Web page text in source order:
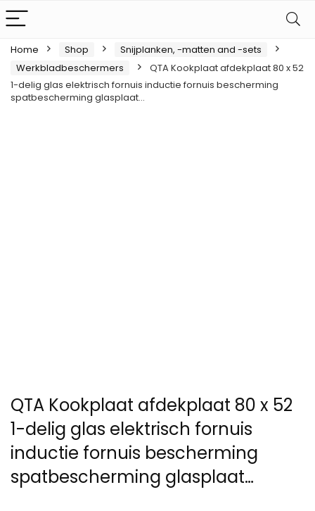
Home Shop
Snijplanken, -matten and -sets
Werkbladbeschermers
QTA Kookplaat afdekplaat 80 x 52
1-delig glas elektrisch fornuis inductie fornuis bescherming
spatbescherming glasplaat…
QTA Kookplaat afdekplaat 80 x 52
1-delig glas elektrisch fornuis
inductie fornuis bescherming
spatbescherming glasplaat…